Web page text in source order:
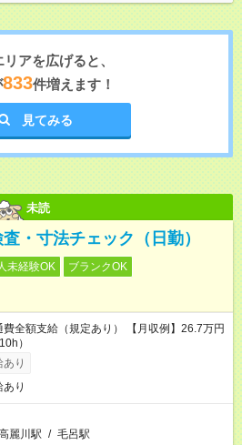
アを広げると、
833件増えます！
見てみる
未読
・寸法チェック（日勤）
未経験OK
ブランクOK
全額支給（規定あり） 【月収例】26.7万円
）
り
り
麗川駅 / 毛呂駅